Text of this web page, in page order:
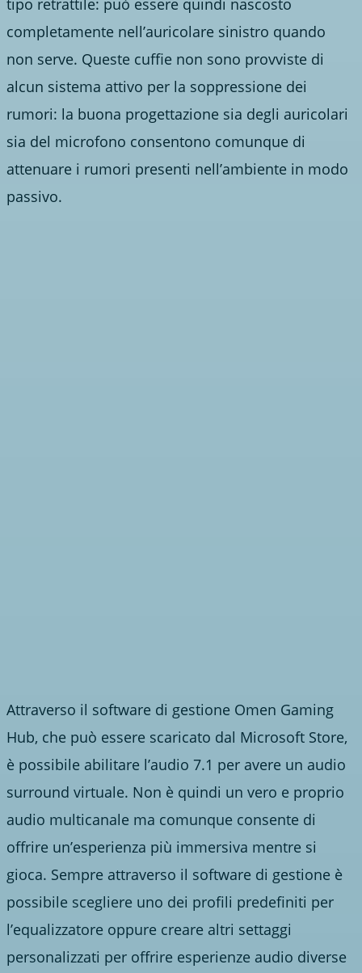
completamente nell’auricolare sinistro quando
non serve. Queste cuffie non sono provviste di
alcun sistema attivo per la soppressione dei
rumori: la buona progettazione sia degli auricolari
sia del microfono consentono comunque di
attenuare i rumori presenti nell’ambiente in modo
passivo.
Attraverso il software di gestione Omen Gaming
Hub, che può essere scaricato dal Microsoft Store,
è possibile abilitare l’audio 7.1 per avere un audio
surround virtuale. Non è quindi un vero e proprio
audio multicanale ma comunque consente di
offrire un’esperienza più immersiva mentre si
gioca. Sempre attraverso il software di gestione è
possibile scegliere uno dei profili predefiniti per
l’equalizzatore oppure creare altri settaggi
personalizzati per offrire esperienze audio diverse